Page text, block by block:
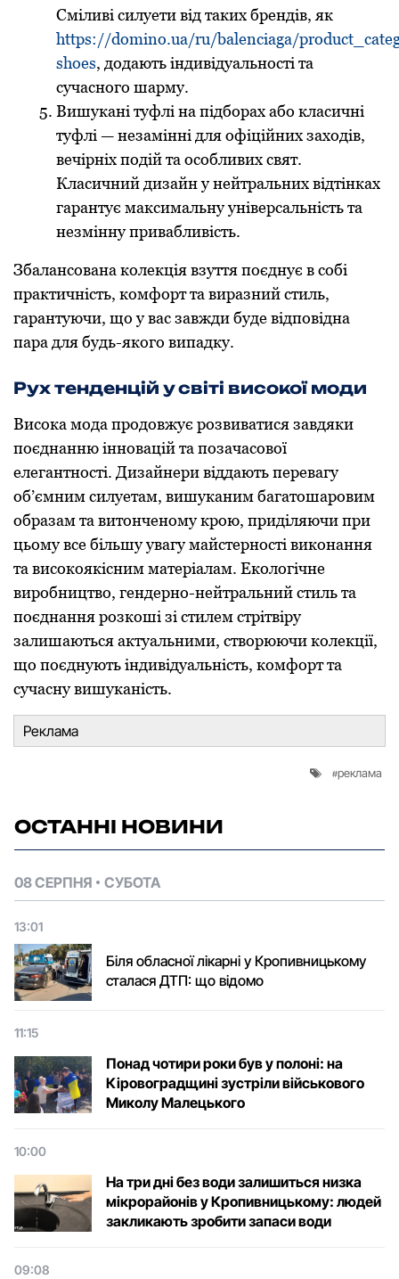
Сміливі силуети від таких брендів, як
https://domino.ua/ru/balenciaga/
shoes, додають індивідуальності та
сучасного шарму.
Вишукані туфлі на підборах або класичні
туфлі — незамінні для офіційних заходів,
вечірніх подій та особливих свят.
Класичний дизайн у нейтральних відтінках
гарантує максимальну універсальність та
незмінну привабливість.
Збалансована колекція взуття поєднує в собі
практичність, комфорт та виразний стиль,
гарантуючи, що у вас завжди буде відповідна
пара для будь-якого випадку.
Рух тенденцій у світі високої моди
Висока мода продовжує розвиватися завдяки
поєднанню інновацій та позачасової
елегантності. Дизайнери віддають перевагу
об’ємним силуетам, вишуканим багатошаровим
образам та витонченому крою, приділяючи при
цьому все більшу увагу майстерності виконання
та високоякісним матеріалам. Екологічне
виробництво, гендерно-нейтральний стиль та
поєднання розкоші зі стилем стрітвіру
залишаються актуальними, створюючи колекції,
що поєднують індивідуальність, комфорт та
сучасну вишуканість.
Реклама
реклама
ОСТАННІ НОВИНИ
08 СЕРПНЯ СУБОТА
13:01
Біля обласної лікарні у Кропивницькому
сталася ДТП: що відомо
11:15
Понад чотири роки був у полоні: на
Кіровоградщині зустріли військового
Микoлу Малецькoгo
10:00
На три дні без води залишиться низка
мікрорайонів у Кропивницькому: людей
закликають зробити запаси води
09:08